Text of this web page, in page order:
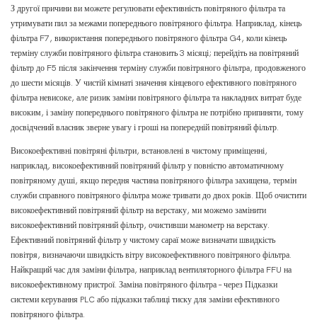
З другої причини ви можете регулювати ефективність повітряного фільтра та
утримувати пил за межами попереднього повітряного фільтра. Наприклад, кінець
фільтра F7, використання попереднього повітряного фільтра G4, коли кінець
терміну служби повітряного фільтра становить 3 місяці; перейдіть на повітряний
фільтр до F5 після закінчення терміну служби повітряного фільтра, продовженого
до шести місяців. У чистій кімнаті значення кінцевого ефективного повітряного
фільтра невисоке, але ризик заміни повітряного фільтра та накладних витрат буде
високим, і заміну попереднього повітряного фільтра не потрібно припиняти, тому
досвідчений власник зверне увагу і гроші на попередній повітряний фільтр.
Високоефективні повітряні фільтри, встановлені в чистому приміщенні,
наприклад, високоефективний повітряний фільтр у повністю автоматичному
повітряному душі, якщо передня частина повітряного фільтра захищена, термін
служби справного повітряного фільтра може тривати до двох років. Щоб очистити
високоефективний повітряний фільтр на верстаку, ми можемо замінити
високоефективний повітряний фільтр, очистивши манометр на верстаку.
Ефективний повітряний фільтр у чистому сараї може визначати швидкість
повітря, визначаючи швидкість вітру високоефективного повітряного фільтра.
Найкращий час для заміни фільтра, наприклад вентиляторного фільтра FFU на
високоефективному пристрої. Заміна повітряного фільтра – через Підказки
системи керування PLC або підказки таблиці тиску для заміни ефективного
повітряного фільтра.